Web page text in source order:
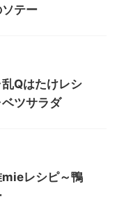
テー
乱Qはたけレシ
ツサラダ
mieレシピ～鴨